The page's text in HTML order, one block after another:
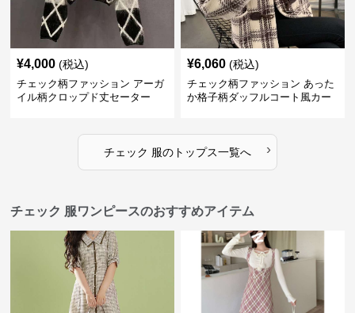
¥4,000 (税込)
チェック柄ファッション アーガ
イル柄クロップド丈セーター
¥6,060 (税込)
チェック柄ファッション あった
か格子柄ダッフルコート風カー
チェック 服のトップス一覧へ ›
チェック 服ワンピースのおすすめアイテム